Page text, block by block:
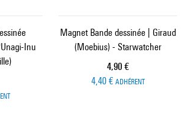
Inu
Magnet Bande dessinée | Giraud
(Moebius) - Starwatcher
Prix ​​actuel
4,90 €
4,40 € ADHÉRENT